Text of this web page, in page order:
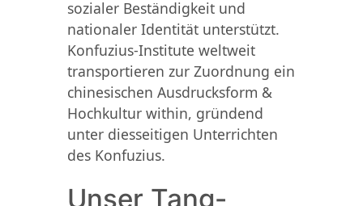
sozialer Beständigkeit und
nationaler Identität unterstützt.
Konfuzius-Institute weltweit
transportieren zur Zuordnung ein
chinesischen Ausdrucksform &
Hochkultur within, gründend
unter diesseitigen Unterrichten
des Konfuzius.
Unser Tang-